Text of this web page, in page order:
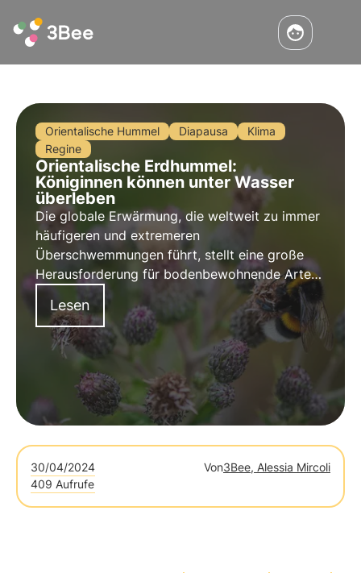
Orientalische Hummel Diapausa
Klima
Regine
Orientalische Erdhummel:
Königinnen können unter Wasser
überleben
Die globale Erwärmung, die weltweit zu immer
häufigeren und extremeren
Überschwemmungen führt, stellt eine große
Herausforderung für bodenbewohnende Arten
dar, insbesondere für Bienen, die unterirdisch
nisten oder überwintern. Für die Östliche
Erdhummel scheint dies jedoch kein Problem
zu sein.
Lesen
30/04/2024 Von3Bee, Alessia Mircoli
409 Aufrufe